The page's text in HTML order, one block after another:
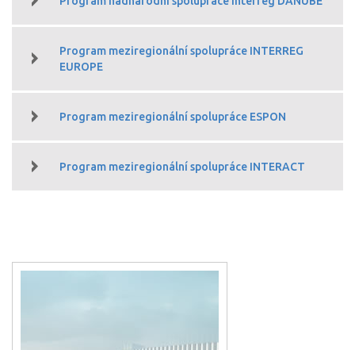
Program meziregionální spolupráce INTERREG
EUROPE
Program meziregionální spolupráce ESPON
Program meziregionální spolupráce INTERACT